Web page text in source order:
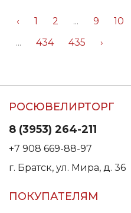
‹ 1 2 ... 9 10
...
434 435 ›
РОСЮВЕЛИРТОРГ
8 (3953) 264-211
+7 908 669-88-97
г. Братск, ул. Мира, д. 36
ПОКУПАТЕЛЯМ